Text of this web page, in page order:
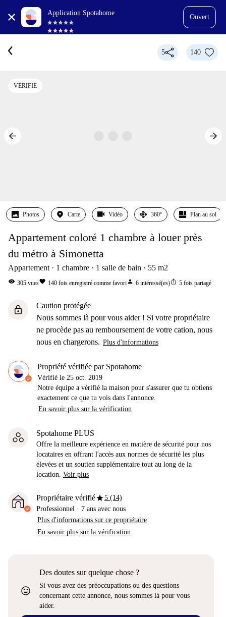
Application Spotahome
Ouvert
5 140
VÉRIFIÉ
Photos Carte Vidéo 360º Plan au sol
Appartement coloré 1 chambre à louer près
du métro à Simonetta
Appartement 1 chambre 1 salle de bain 55 m2
visibility 305 vuesfavorite 140 fois enregistré comme favoriperson 6 intéressé(es)ios_share 5 fois partagé
lock
Caution protégée
Nous sommes là pour vous aider ! Si votre propriétaire
ne procède pas au remboursement de votre cation, nous
nous en chargerons. Plus d'informations
Propriété vérifiée par Spotahome
Vérifié le 25 oct. 2019
Notre équipe a vérifié la maison pour s'assurer que tu obtiens
exactement ce que tu vois dans l'annonce.
En savoir plus sur la vérification
Spotahome PLUS
Offre la meilleure expérience en matière de sécurité pour nos
locataires en offrant l'accès aux normes de sécurité les plus
élevées et un soutien supplémentaire tout au long de la
location. Voir plus
Propriétaire vérifiéstar5 (14)
Professionnel · 7 ans avec nous
Plus d'informations sur ce propriétaire
En savoir plus sur la vérification
sentiment_very_satisfied
Des doutes sur quelque chose ?
Si vous avez des préoccupations ou des questions
concernant cette annonce, nous sommes là pour vous
aider.